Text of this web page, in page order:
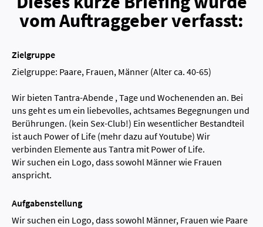
vom Auftraggeber verfasst:
Zielgruppe
Zielgruppe: Paare, Frauen, Männer (Alter ca. 40-65)
Wir bieten Tantra-Abende , Tage und Wochenenden an. Bei
uns geht es um ein liebevolles, achtsames Begegnungen und
Berührungen. (kein Sex-Club!) Ein wesentlicher Bestandteil
ist auch Power of Life (mehr dazu auf Youtube) Wir
verbinden Elemente aus Tantra mit Power of Life.
Wir suchen ein Logo, dass sowohl Männer wie Frauen
anspricht.
Aufgabenstellung
Wir suchen ein Logo, dass sowohl Männer, Frauen wie Paare